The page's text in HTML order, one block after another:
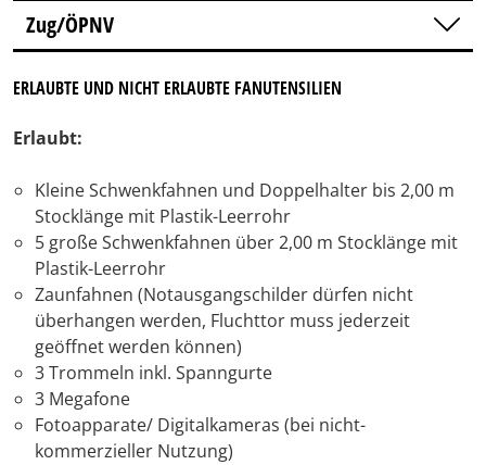
Zug/ÖPNV
ERLAUBTE UND NICHT ERLAUBTE FANUTENSILIEN
Erlaubt:
Kleine Schwenkfahnen und Doppelhalter bis 2,00 m
Stocklänge mit Plastik-Leerrohr
5 große Schwenkfahnen über 2,00 m Stocklänge mit
Plastik-Leerrohr
Zaunfahnen (Notausgangschilder dürfen nicht
überhangen werden, Fluchttor muss jederzeit
geöffnet werden können)
3 Trommeln inkl. Spanngurte
3 Megafone
Fotoapparate/ Digitalkameras (bei nicht-
kommerzieller Nutzung)